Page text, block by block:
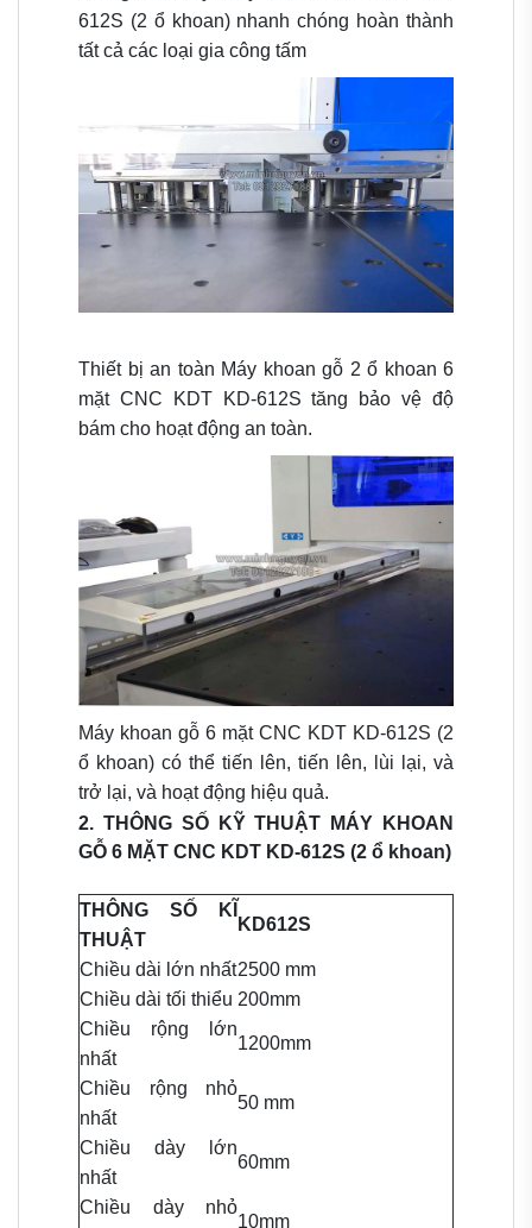
612S (2 ổ khoan) nhanh chóng hoàn thành
tất cả các loại gia công tấm
Thiết bị an toàn Máy khoan gỗ 2 ổ khoan 6
mặt CNC KDT KD-612S tăng bảo vệ độ
bám cho hoạt động an toàn.
Máy khoan gỗ 6 mặt CNC KDT KD-612S (2
ổ khoan) có thể tiến lên, tiến lên, lùi lại, và
trở lại, và hoạt động hiệu quả.
2. THÔNG SỐ KỸ THUẬT MÁY KHOAN
GỖ 6 MẶT CNC KDT KD-612S (2 ổ khoan)
THÔNG SỐ KĨ
THUẬT
KD612S
Chiều dài lớn nhất2500 mm
Chiều dài tối thiểu 200mm
Chiều rộng lớn
nhất
1200mm
Chiều rộng nhỏ
nhất
50 mm
Chiều dày lớn
nhất
60mm
Chiều dày nhỏ
10mm